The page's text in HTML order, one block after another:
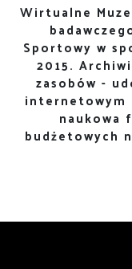
Wirtualne
Sportowy w
2015.
zasobów -
internetowym
naukowa
budżetowych